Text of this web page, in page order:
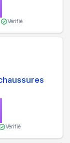
Vérifié
Vérifié